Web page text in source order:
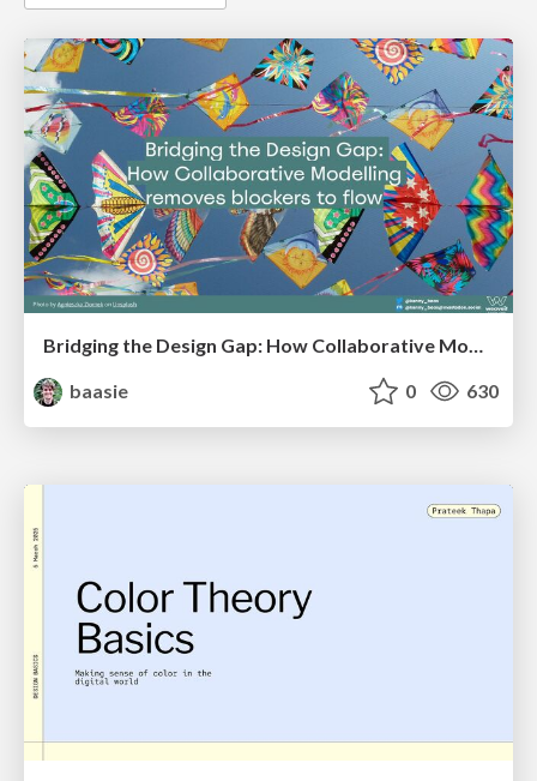
Bridging the Design Gap: How Collaborative Modelling removes blockers to flow between stakeholders and teams @FastFlow conf
baasie
0 630